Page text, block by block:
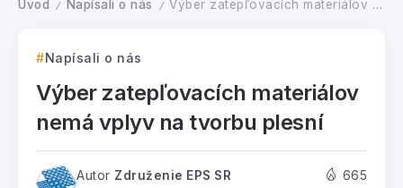
Úvod / Napísali o nás / Výber zatepľovacích materiálov nemá vplyv na tvorbu plesní
Napísali o nás
Výber zatepľovacích materiálov
nemá vplyv na tvorbu plesní
Autor Združenie EPS SR
665